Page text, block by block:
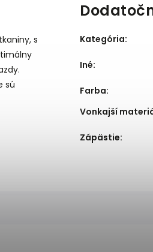
s
sú
Kategória:
Iné:
Farba:
Vonkajší
Zápästie: